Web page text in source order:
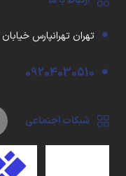
تهران تهرانپارس خیابان
09204030510
شبکات اجتماعی